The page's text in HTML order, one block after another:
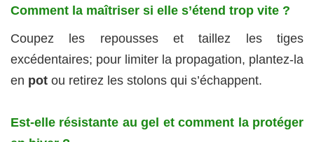
Comment la maîtriser si elle s’étend trop vite ?
Coupez les repousses et taillez les tiges
excédentaires; pour limiter la propagation, plantez-la
en pot ou retirez les stolons qui s’échappent.
Est-elle résistante au gel et comment la protéger